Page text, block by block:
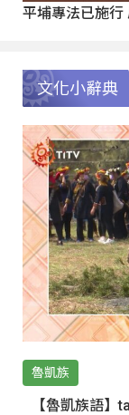
平埔專法已施
文化小辭典
魯凱族
【魯凱族語】